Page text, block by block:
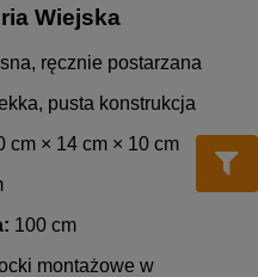
Wiejska
ręcznie postarzana
pusta konstrukcja
cm × 14 cm × 10 cm
100 cm
montażowe w